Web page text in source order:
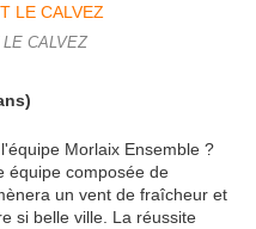
CALVEZ
Morlaix Ensemble ?
équipe composée de
un vent de fraîcheur et
si belle ville. La réussite